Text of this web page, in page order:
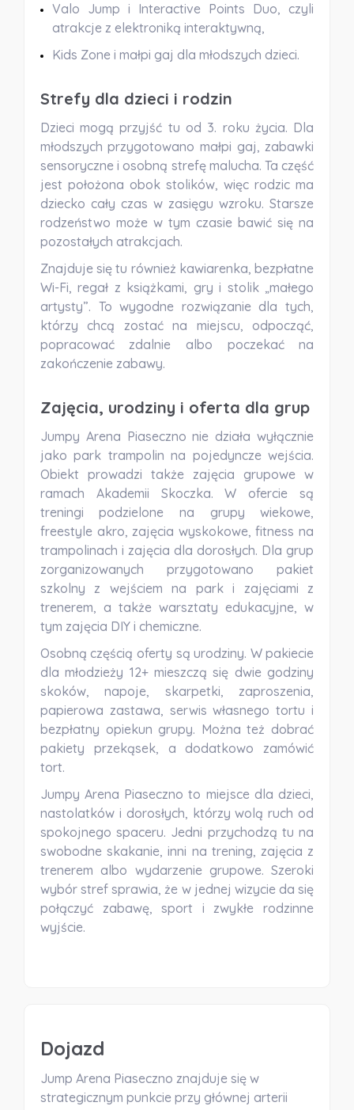
Valo Jump i Interactive Points Duo, czyli
atrakcje z elektroniką interaktywną,
Kids Zone i małpi gaj dla młodszych dzieci.
Strefy dla dzieci i rodzin
Dzieci mogą przyjść tu od 3. roku życia. Dla
młodszych przygotowano małpi gaj, zabawki
sensoryczne i osobną strefę malucha. Ta część
jest położona obok stolików, więc rodzic ma
dziecko cały czas w zasięgu wzroku. Starsze
rodzeństwo może w tym czasie bawić się na
pozostałych atrakcjach.
Znajduje się tu również kawiarenka, bezpłatne
Wi-Fi, regał z książkami, gry i stolik „małego
artysty”. To wygodne rozwiązanie dla tych,
którzy chcą zostać na miejscu, odpocząć,
popracować zdalnie albo poczekać na
zakończenie zabawy.
Zajęcia, urodziny i oferta dla grup
Jumpy Arena Piaseczno nie działa wyłącznie
jako park trampolin na pojedyncze wejścia.
Obiekt prowadzi także zajęcia grupowe w
ramach Akademii Skoczka. W ofercie są
treningi podzielone na grupy wiekowe,
freestyle akro, zajęcia wyskokowe, fitness na
trampolinach i zajęcia dla dorosłych. Dla grup
zorganizowanych przygotowano pakiet
szkolny z wejściem na park i zajęciami z
trenerem, a także warsztaty edukacyjne, w
tym zajęcia DIY i chemiczne.
Osobną częścią oferty są urodziny. W pakiecie
dla młodzieży 12+ mieszczą się dwie godziny
skoków, napoje, skarpetki, zaproszenia,
papierowa zastawa, serwis własnego tortu i
bezpłatny opiekun grupy. Można też dobrać
pakiety przekąsek, a dodatkowo zamówić
tort.
Jumpy Arena Piaseczno to miejsce dla dzieci,
nastolatków i dorosłych, którzy wolą ruch od
spokojnego spaceru. Jedni przychodzą tu na
swobodne skakanie, inni na trening, zajęcia z
trenerem albo wydarzenie grupowe. Szeroki
wybór stref sprawia, że w jednej wizycie da się
połączyć zabawę, sport i zwykłe rodzinne
wyjście.
Dojazd
Jump Arena Piaseczno znajduje się w
strategicznym punkcie przy głównej arterii